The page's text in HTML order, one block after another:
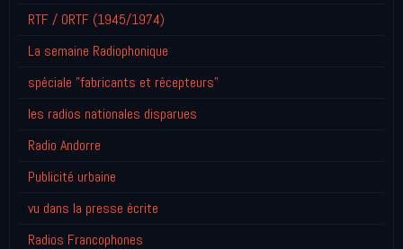
RTF / ORTF (1945/1974)
La semaine Radiophonique
spéciale "fabricants et récepteurs"
les radios nationales disparues
Radio Andorre
Publicité urbaine
vu dans la presse écrite
Radios Francophones